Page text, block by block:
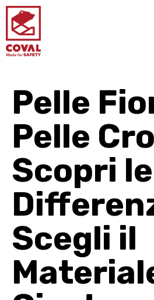
Pelle
Pelle
Scopri le
Scegli il